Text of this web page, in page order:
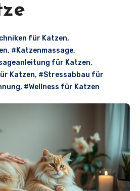
für Katzen,
, #Katzenmassage,
für Katzen,
Katzen, #Stressabbau für
, #Wellness für Katzen